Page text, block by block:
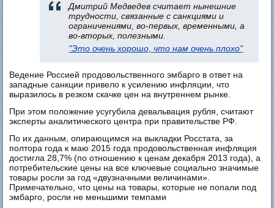
Дмитрий Медведев считает нынешние
трудности, связанные с санкциями и
ограничениями, во-первых, временными, а
во-вторых, полезными.
"Это очень хорошо, что нам очень плохо"
Ведение Россией продовольственного эмбарго в ответ на
западные санкции привело к усилению инфляции, что
выразилось в резком скачке цен на внутреннем рынке.
При этом положение усугубила девальвация рубля, считают
эксперты аналитического центра при правительстве РФ.
По их данным, опирающимся на выкладки Росстата, за
полтора года к маю 2015 года продовольственная инфляция
достигла 28,7% (по отношению к ценам декабря 2013 года), а
потребительские цены на все ключевые социально значимые
товары росли за год «двузначными величинами».
Примечательно, что цены на товары, которые не попали под
эмбарго, росли не меньшими темпами